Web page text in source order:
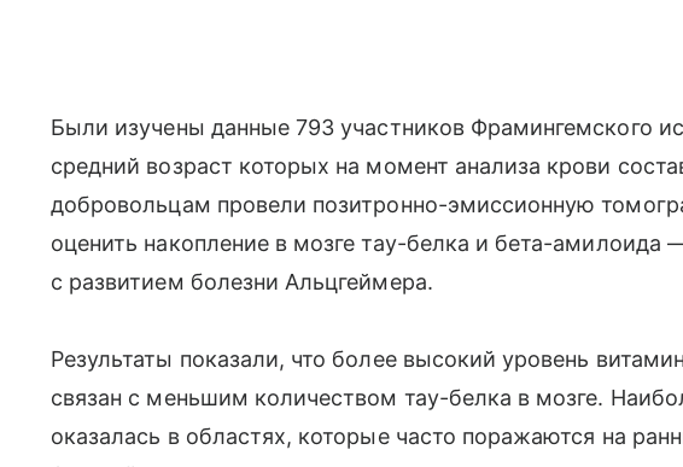
Были изучены данные 793 участников Фрамингемского
средний возраст которых на момент анализа крови
добровольцам провели позитронно-эмиссионную
оценить накопление в мозге тау-белка и бета-амилоида
с развитием болезни Альцгеймера.
Результаты показали, что более высокий уровень
связан с меньшим количеством тау-белка в мозге.
оказалась в областях, которые часто поражаются на